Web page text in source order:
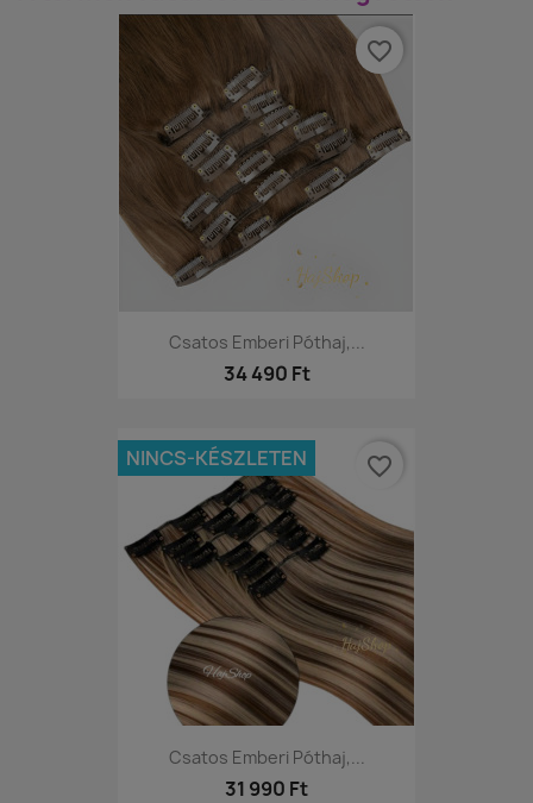
Csatos Emberi Póthaj,...
34 490 Ft
favorite_border
Csatos Emberi Póthaj,...
31 990 Ft
NINCS-KÉSZLETEN favorite_border